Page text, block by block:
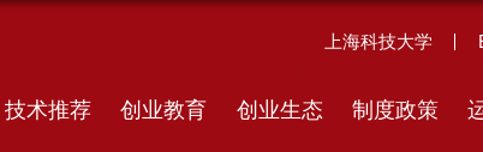
上海科技大学
技术推荐 创业教育 创业生态 制度政策